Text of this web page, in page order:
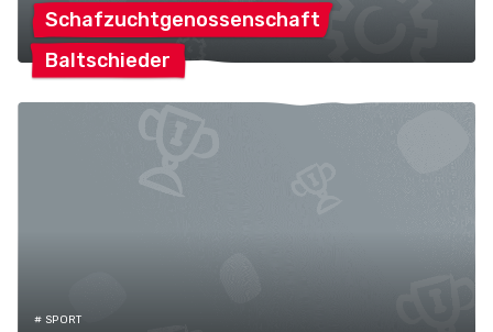
Schafzuchtgenossenschaft
Baltschieder
# SPORT